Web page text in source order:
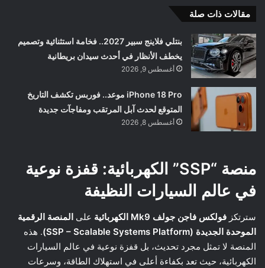
مقالات ذات صلة
بنتلي فلاينج سبير 2027.. فخامة استثنائية وتصميم
يخطف الأنظار في أحدث سيدان بريطانية
أغسطس 9, 2026
iPhone 18 Pro موعد.. فوربس تكشف التاريخ
المتوقع لحدث آبل المرتقب ومفاجآت جديدة
أغسطس 8, 2026
منصة “SSP” الكهربائية: قفزة نوعية
في عالم السيارات النظيفة
سترتكز فولكس فاجن جولف Mk9 الكهربائية على المنصة الرقمية
الموحدة الجديدة (SSP – Scalable Systems Platform)
. هذه
المنصة لا تمثل مجرد تحديث، بل قفزة نوعية في عالم السيارات
الكهربائية، حيث تعد بكفاءة أعلى في استهلاك الطاقة، وسرعات